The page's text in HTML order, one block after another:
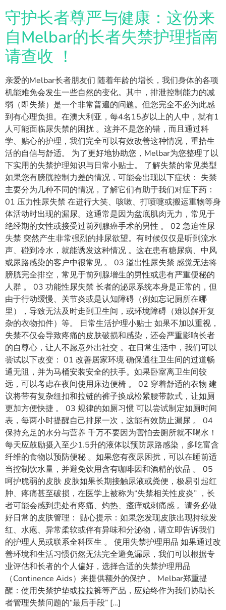
守护长者尊严与健康：这份来
自Melbar的长者失禁护理指南
请查收 ！
亲爱的Melbar长者朋友们 随着年龄的增长，我们身体的各项
机能难免会发生一些自然的变化。其中，排泄控制能力的减
弱（即失禁）是一个非常普遍的问题。但您完全不必为此感
到有心理负担。在澳大利亚，每4名15岁以上的人中，就有1
人可能面临尿失禁的困扰 。这并不是您的错，而且通过科
学、贴心的护理，我们完全可以有效改善这种情况，重拾生
活的自信与舒适。 为了更好地协助您，Melbar为您整理了以
下实用的失禁护理知识与日常小贴士。 了解失禁的常见类型
如果您有膀胱控制力差的情况，可能会出现以下症状： 失禁
主要分为几种不同的情况，了解它们有助于我们对症下药：
01 压力性尿失禁 在进行大笑、咳嗽、打喷嚏或搬运重物等身
体活动时出现的漏尿。这通常是因为盆底肌肉无力，常见于
绝经期的女性或接受过前列腺癌手术的男性 。 02 急迫性尿
失禁 突然产生非常强烈的排尿欲望。有时候仅仅是听到流水
声、碰到冷水，就能诱发这种情况 。这在患有糖尿病、中风
或尿路感染的客户中很常见 。 03 溢出性尿失禁 感觉无法将
膀胱完全排空，常见于前列腺增生的男性或患有严重便秘的
人群 。 03 功能性尿失禁 长者的泌尿系统本身是正常的，但
由于行动缓慢、关节炎或是认知障碍（例如忘记厕所在哪
里），导致无法及时走到卫生间，或环境障碍（难以解开复
杂的衣物扣件）等。 日常生活护理小贴士 如果不加以重视，
失禁不仅会导致疼痛的皮肤破损和感染，还会严重影响长者
的自尊心，让人不愿意外出社交 。在日常生活中，我们可以
尝试以下改变： 01 改善居家环境 确保通往卫生间的过道畅
通无阻，并为马桶安装安全的扶手。如果卧室离卫生间较
远，可以考虑在夜间使用床边便椅 。 02 穿着舒适的衣物 建
议将带有复杂纽扣和拉链的裤子换成松紧腰带款式，让如厕
更加方便快捷 。 03 规律的如厕习惯 可以尝试制定如厕时间
表，每两小时提醒自己排尿一次，这能有效防止漏尿 。 04
保持充足的水分与营养 千万不要因为害怕去厕所就不喝水！
每天应鼓励摄入至少1.5升的液体以预防尿路感染，多吃富含
纤维的食物以预防便秘 。如果您有夜尿困扰，可以在睡前适
当控制饮水量，并避免饮用含有咖啡因和酒精的饮品 。 05
呵护脆弱的皮肤 皮肤如果长期接触尿液或粪便，极易引起红
肿、疼痛甚至破损，在医学上被称为“失禁相关性皮炎” ，长
者可能会感到患处有疼痛、灼热、瘙痒或刺痛感 。请务必做
好日常的皮肤管理： 贴心提示：如果您发现皮肤出现持续发
红、水疱、异常柔软或伴有异味和分泌物，请立即告诉我们
的护理人员或联系全科医生 。 使用失禁护理用品 如果通过改
善环境和生活习惯仍然无法完全避免漏尿，我们可以根据专
业评估和长者的个人偏好，选择合适的失禁护理用品
（Continence Aids）来提供额外的保护 。 Melbar郑重提
醒：使用失禁护垫或拉拉裤等产品，应始终作为我们协助长
者管理失禁问题的“最后手段” […]